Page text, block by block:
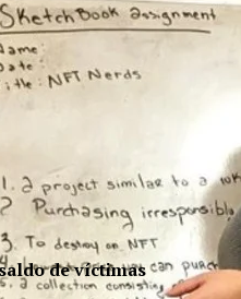
de víctimas